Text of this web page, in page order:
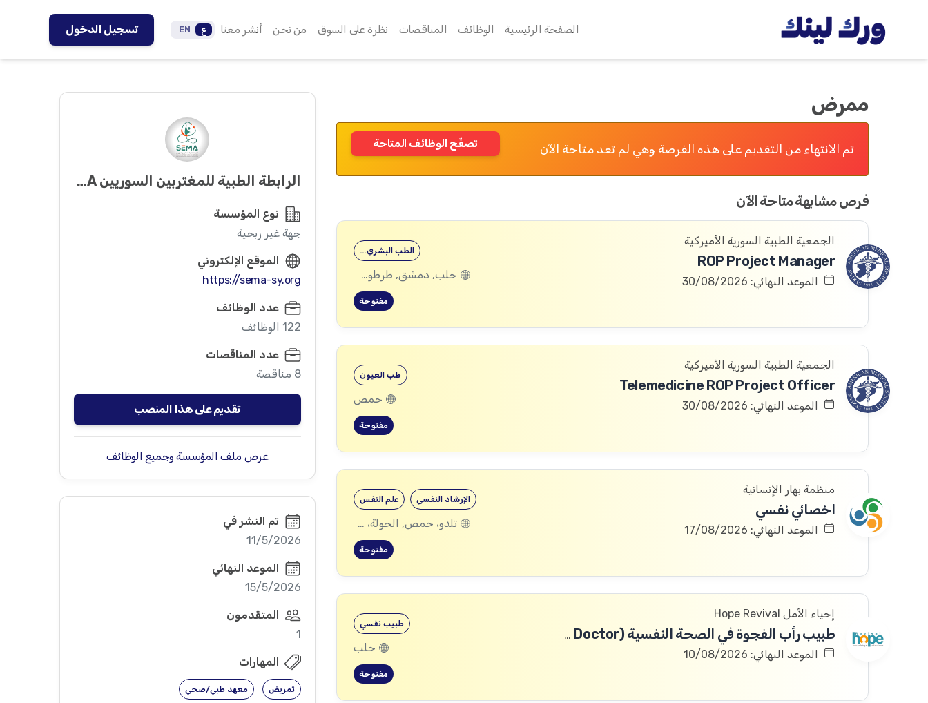
الصفحة الرئيسية الوظائف المناقصات نظرة على السوق من نحن أنشر معنا ع EN تسجيل الدخول
ممرض
تم الانتهاء من التقديم على هذه الفرصة وهي لم تعد متاحة الآن تصفّح الوظائف المتاحة
فرص مشابهة متاحة الآن
الجمعية الطبية السورية الأميركية
ROP Project Manager
الموعد النهائي: 30/08/2026
الطب البشري…
حلب, دمشق, طرطوس, ريف دمشق, ديرالزور, درعا, السويداء, إدلب, القنيطرة, اللاذقية, الرقة, حمص, الحسكة, حماة
مفتوحة
الجمعية الطبية السورية الأميركية
Telemedicine ROP Project Officer
الموعد النهائي: 30/08/2026
طب العيون
حمص
مفتوحة
منظمة بهار الإنسانية
اخصائي نفسي
الموعد النهائي: 17/08/2026
علم النفس الإرشاد النفسي
تلدو، حمص, الحولة، حمص
مفتوحة
إحياء الأمل Hope Revival
طبيب رأب الفجوة في الصحة النفسية (mhGAP Doctor)
الموعد النهائي: 10/08/2026
طبيب نفسي
حلب
مفتوحة
الرابطة الطبية للمغتربين السوريين SEMA
نوع المؤسسة
جهة غير ربحية
الموقع الإلكتروني
https://sema-sy.org
عدد الوظائف
122 الوظائف
عدد المناقصات
8 مناقصة
تقديم على هذا المنصب
عرض ملف المؤسسة وجميع الوظائف
تم النشر في
11/5/2026
الموعد النهائي
15/5/2026
المتقدمون
1
المهارات
تمريض معهد طبي/صحي